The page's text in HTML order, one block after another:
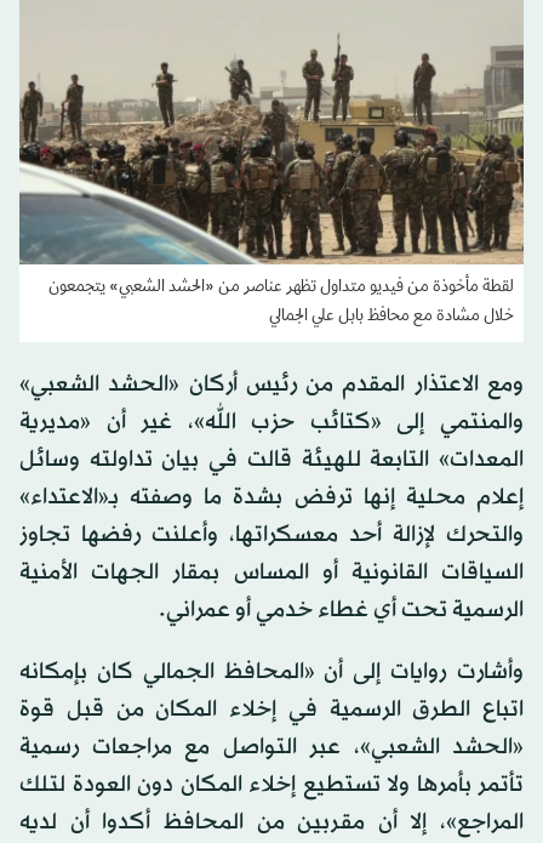
لقطة مأخوذة من فيديو متداول تظهر عناصر من «الحشد الشعبي» يتجمعون
خلال مشادة مع محافظ بابل علي الجمالي
ومع الاعتذار المقدم من رئيس أركان «الحشد الشعبي»
والمنتمي إلى «كتائب حزب الله»، غير أن «مديرية
المعدات» التابعة للهيئة قالت في بيان تداولته وسائل
إعلام محلية إنها ترفض بشدة ما وصفته بـ«الاعتداء»
والتحرك لإزالة أحد معسكراتها، وأعلنت رفضها تجاوز
السياقات القانونية أو المساس بمقار الجهات الأمنية
الرسمية تحت أي غطاء خدمي أو عمراني.
وأشارت روايات إلى أن «المحافظ الجمالي كان بإمكانه
اتباع الطرق الرسمية في إخلاء المكان من قبل قوة
«الحشد الشعبي»، عبر التواصل مع مراجعات رسمية
تأتمر بأمرها ولا تستطيع إخلاء المكان دون العودة لتلك
المراجع»، إلا أن مقربين من المحافظ أكدوا أن لديه